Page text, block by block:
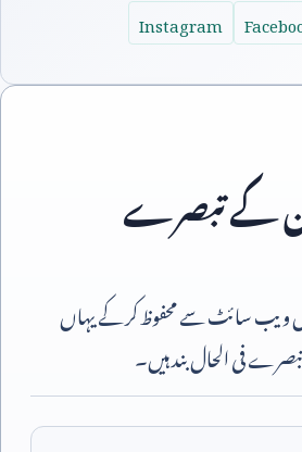
Instagram
کے تبصرے
ویب سائٹ سے محفوظ کر کے یہاں
فی الحال بند ہیں۔